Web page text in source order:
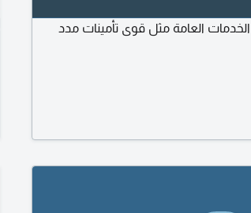
العامة مثل قوى تأمينات مدد